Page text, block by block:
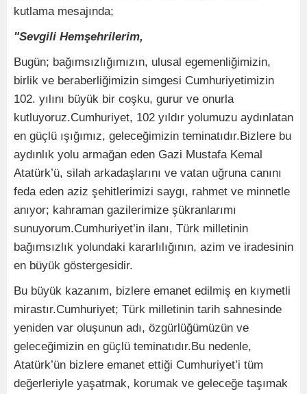
kutlama mesajında;
"Sevgili Hemşehrilerim,
Bugün; bağımsızlığımızın, ulusal egemenliğimizin,
birlik ve beraberliğimizin simgesi Cumhuriyetimizin
102. yılını büyük bir coşku, gurur ve onurla
kutluyoruz.Cumhuriyet, 102 yıldır yolumuzu aydınlatan
en güçlü ışığımız, geleceğimizin teminatıdır.Bizlere bu
aydınlık yolu armağan eden Gazi Mustafa Kemal
Atatürk’ü, silah arkadaşlarını ve vatan uğruna canını
feda eden aziz şehitlerimizi saygı, rahmet ve minnetle
anıyor; kahraman gazilerimize şükranlarımı
sunuyorum.Cumhuriyet’in ilanı, Türk milletinin
bağımsızlık yolundaki kararlılığının, azim ve iradesinin
en büyük göstergesidir.
Bu büyük kazanım, bizlere emanet edilmiş en kıymetli
mirastır.Cumhuriyet; Türk milletinin tarih sahnesinde
yeniden var oluşunun adı, özgürlüğümüzün ve
geleceğimizin en güçlü teminatıdır.Bu nedenle,
Atatürk’ün bizlere emanet ettiği Cumhuriyet’i tüm
değerleriyle yaşatmak, korumak ve geleceğe taşımak